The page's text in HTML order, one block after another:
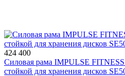
424 400
Силовая рама IMPULSE
стойкой для хранения дисков